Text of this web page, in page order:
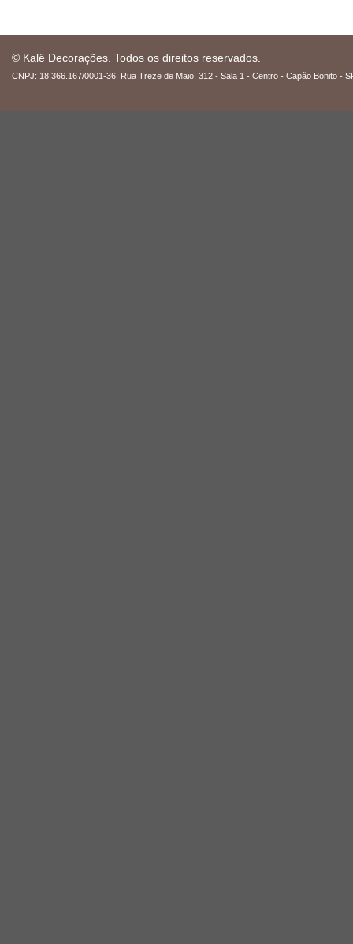
© Kalê Decorações. Todos os direitos reservados.
CNPJ: 18.366.167/0001-36. Rua Treze de Maio, 312 - Sala 1 - Centro - Capão Bonito -